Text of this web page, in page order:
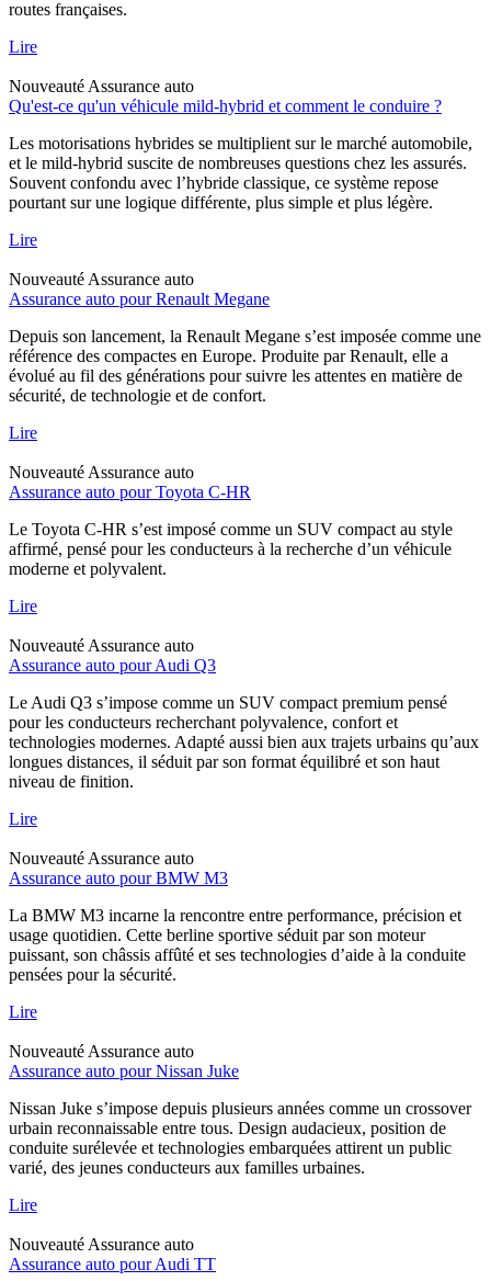
routes françaises.
Lire
Nouveauté Assurance auto
Qu'est-ce qu'un véhicule mild-hybrid et comment le conduire ?
Les motorisations hybrides se multiplient sur le marché automobile,
et le mild-hybrid suscite de nombreuses questions chez les assurés.
Souvent confondu avec l’hybride classique, ce système repose
pourtant sur une logique différente, plus simple et plus légère.
Lire
Nouveauté Assurance auto
Assurance auto pour Renault Megane
Depuis son lancement, la Renault Megane s’est imposée comme une
référence des compactes en Europe. Produite par Renault, elle a
évolué au fil des générations pour suivre les attentes en matière de
sécurité, de technologie et de confort.
Lire
Nouveauté Assurance auto
Assurance auto pour Toyota C-HR
Le Toyota C-HR s’est imposé comme un SUV compact au style
affirmé, pensé pour les conducteurs à la recherche d’un véhicule
moderne et polyvalent.
Lire
Nouveauté Assurance auto
Assurance auto pour Audi Q3
Le Audi Q3 s’impose comme un SUV compact premium pensé
pour les conducteurs recherchant polyvalence, confort et
technologies modernes. Adapté aussi bien aux trajets urbains qu’aux
longues distances, il séduit par son format équilibré et son haut
niveau de finition.
Lire
Nouveauté Assurance auto
Assurance auto pour BMW M3
La BMW M3 incarne la rencontre entre performance, précision et
usage quotidien. Cette berline sportive séduit par son moteur
puissant, son châssis affûté et ses technologies d’aide à la conduite
pensées pour la sécurité.
Lire
Nouveauté Assurance auto
Assurance auto pour Nissan Juke
Nissan Juke s’impose depuis plusieurs années comme un crossover
urbain reconnaissable entre tous. Design audacieux, position de
conduite surélevée et technologies embarquées attirent un public
varié, des jeunes conducteurs aux familles urbaines.
Lire
Nouveauté Assurance auto
Assurance auto pour Audi TT